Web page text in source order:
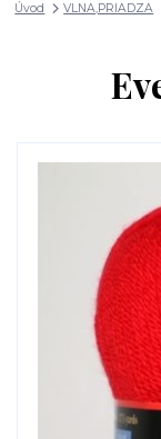
Úvod VLNA,PRIADZA